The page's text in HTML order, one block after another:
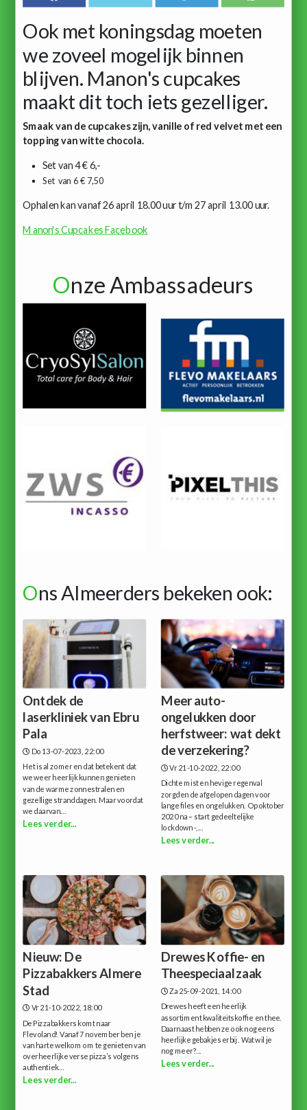
Ook met koningsdag moeten
we zoveel mogelijk binnen
blijven. Manon's cupcakes
maakt dit toch iets gezelliger.
Smaak van de cupcakes zijn, vanille of red velvet met een
topping van witte chocola.
Set van 4 € 6,-
Set van 6 € 7,50
Ophalen kan vanaf 26 april 18.00 uur t/m 27 april 13.00 uur.
Manon's Cupcakes Facebook
Onze Ambassadeurs
Ons Almeerders bekeken ook:
Ontdek de
laserkliniek van Ebru
Pala
Do 13-07-2023, 22:00
Het is al zomer en dat betekent dat
we weer heerlijk kunnen genieten
van de warme zonnestralen en
gezellige stranddagen. Maar voordat
we daarvan...
Lees verder...
Meer auto-
ongelukken door
herfstweer: wat dekt
de verzekering?
Vr 21-10-2022, 22:00
Dichte mist en hevige regenval
zorgden de afgelopen dagen voor
lange files en ongelukken. Op oktober
2020 na – start gedeeltelijke
lockdown -,...
Lees verder...
Nieuw: De
Pizzabakkers Almere
Stad
Vr 21-10-2022, 18:00
De Pizzabakkers komt naar
Flevoland! Vanaf 7 november ben je
van harte welkom om te genieten van
overheerlijke verse pizza’s volgens
authentiek...
Lees verder...
Drewes Koffie- en
Theespeciaalzaak
Za 25-09-2021, 14:00
Drewes heeft een heerlijk
assortiment kwaliteitskoffie en thee.
Daarnaast hebben ze ook nog eens
heerlijke gebakjes erbij . Wat wil je
nog meer?...
Lees verder...